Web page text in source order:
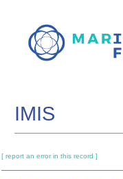
main
IMIS
[ report an error in this record ]